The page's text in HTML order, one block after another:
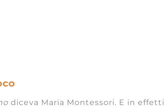
diceva Maria Montessori. E in effetti